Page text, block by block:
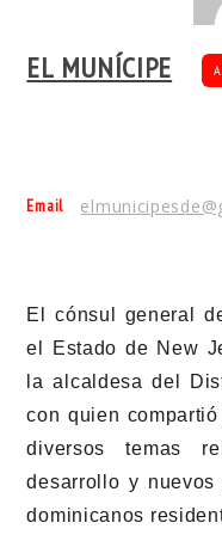
EL MUNÍCIPE
Email
El cónsul general
el Estado de New
la alcaldesa del
con quien
diversos temas
desarrollo y
dominicanos